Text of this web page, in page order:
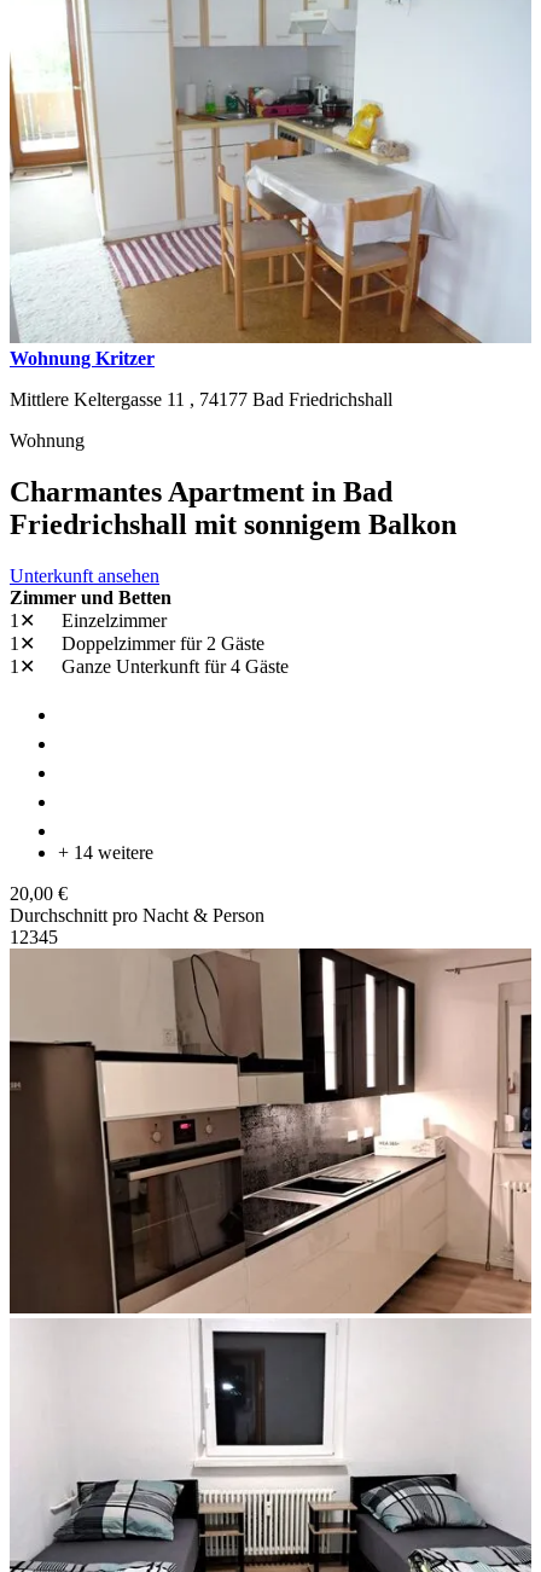
Wohnung Kritzer
Mittlere Keltergasse 11 , 74177 Bad Friedrichshall
Wohnung
Charmantes Apartment in Bad
Friedrichshall mit sonnigem Balkon
Unterkunft ansehen
Zimmer und Betten
1✕
Einzelzimmer
1✕
Doppelzimmerfür 2 Gäste
1✕
Ganze Unterkunft für 4 Gäste
+ 14 weitere
20,00 €
Durchschnitt pro Nacht & Person
1 2345